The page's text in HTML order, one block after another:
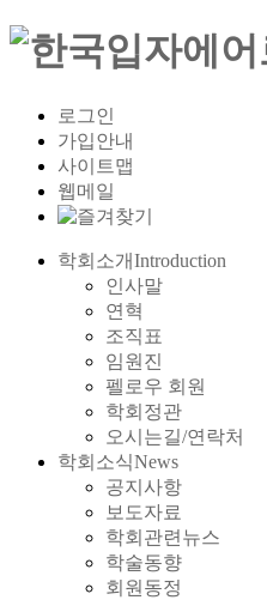
로그인
가입안내
사이트맵
웹메일
학회소개Introduction
인사말
연혁
조직표
임원진
펠로우 회원
학회정관
오시는길/연락처
학회소식News
공지사항
보도자료
학회관련뉴스
학술동향
회원동정